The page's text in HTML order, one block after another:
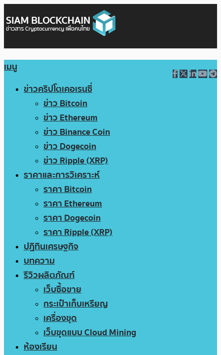
เมนู
ข่าวคริปโตเคอเรนซี่
ข่าว Bitcoin
ข่าว Ethereum
ข่าว Binance Coin
ข่าว Dogecoin
ข่าว Ripple (XRP)
ราคาและการวิเคราะห์
ราคา Bitcoin
ราคา Ethereum
ราคา Dogecoin
ราคา Ripple (XRP)
ปฏิทินเศรษฐกิจ
บทความ
รีวิวผลิตภัณฑ์
เว็บซื้อขาย
กระเป๋าเก็บเหรียญ
เครื่องขุด
เว็บขุดแบบ Cloud Mining
ห้องเรียน